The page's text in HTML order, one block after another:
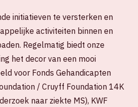
initiatieven te versterken en
activiteiten binnen en
Regelmatig biedt onze
het decor van een mooi
voor Fonds Gehandicapten
/ Cruyff Foundation 14K
naar ziekte MS), KWF